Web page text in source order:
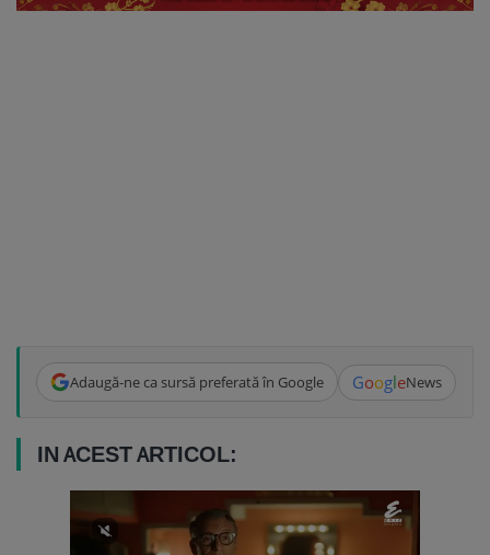
Adaugă-ne ca sursă preferată în Google GoogleNews
IN ACEST ARTICOL: